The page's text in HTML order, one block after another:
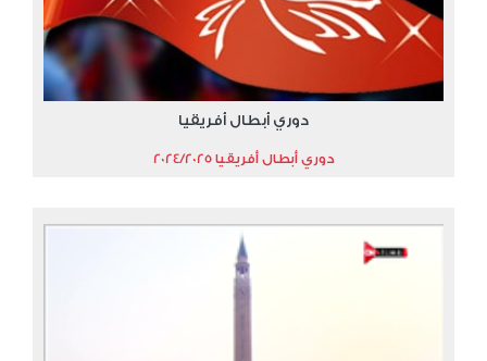
دوري أبطال أفريقيا
دوري أبطال أفريقيا 2024/2025